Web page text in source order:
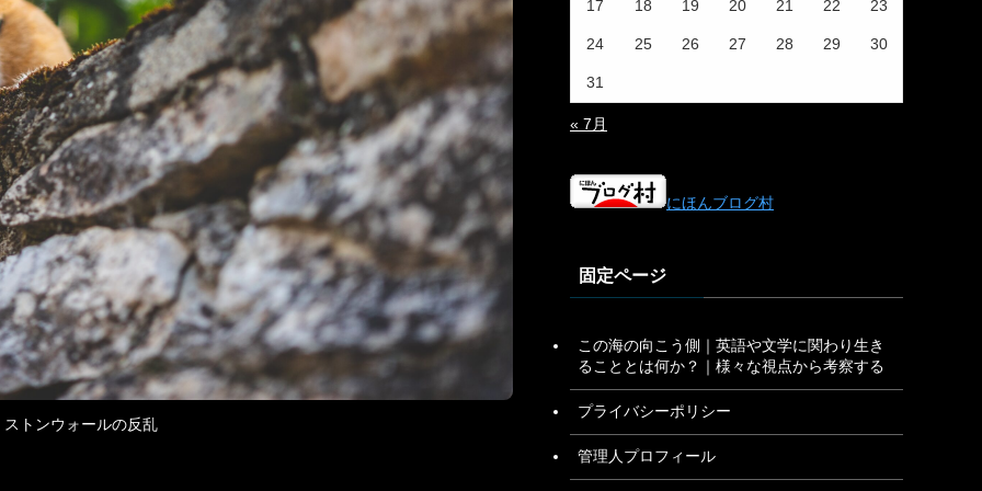
トンウォールの反乱
17 18 19 20 21 22 23
24 25 26 27 28 29 30
31
« 7月
にほんブログ村
固定ページ
この海の向こう側｜英語や文学に関わり生き
ることとは何か？｜様々な視点から考察する
プライバシーポリシー
管理人プロフィール